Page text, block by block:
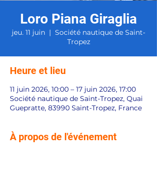
Loro Piana Giraglia
jeu. 11 juin
  |
Société nautique de Saint-
Tropez
Heure et lieu
11 juin 2026, 10:00 – 17 juin 2026, 17:00
Société nautique de Saint-Tropez, Quai
Guepratte, 83990 Saint-Tropez, France
À propos de l'événement